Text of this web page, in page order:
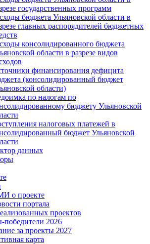
государственных программ
бюджета Ульяновской области в
главных распорядителей бюджетных
консолидированного бюджета
области в разрезе видов
финансирования дефицита
(консолидированный бюджет
области)
по налогам по
бюджету Ульяновской
налоговых платежей в
бюджет Ульяновской
данных
о проекте
портала
проектов
победители 2026
за проекты 2027
карта